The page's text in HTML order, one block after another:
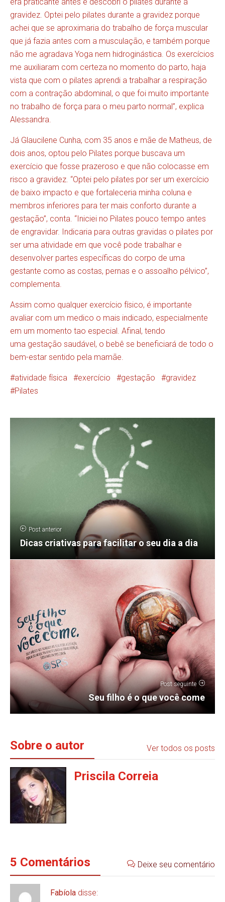
gravidez. Optei pelo pilates durante a gravidez porque
achei que se aproximaria do trabalho de força muscular
que já fazia antes com a musculação, e também porque
não me agradava Yoga nem hidroginástica. Os exercícios
me auxiliaram com certeza no momento do parto, haja
vista que com o pilates aprendi a trabalhar a respiração
com a contração abdominal, o que foi muito importante
no trabalho de força para o meu parto normal”, explica
Alessandra.
Já Glaucilene Cunha, com 35 anos e mãe de Matheus, de
dois anos, optou pelo Pilates porque buscava um
exercício que fosse prazeroso e que não colocasse em
risco a gravidez. “Optei pelo pilates por ser um exercício
de baixo impacto e que fortaleceria minha coluna e
membros inferiores para ter mais conforto durante a
gestação”, conta. “Iniciei no Pilates pouco tempo antes
de engravidar. Indicaria para outras gravidas o pilates por
ser uma atividade em que você pode trabalhar e
desenvolver partes específicas do corpo de uma
gestante como as costas, pernas e o assoalho pélvico”,
complementa.
Assim como qualquer exercício físico, é importante
avaliar com um medico o mais indicado, especialmente
em um momento tao especial. Afinal, tendo
uma gestação saudável, o bebê se beneficiará de todo o
bem-estar sentido pela mamãe.
atividade física exercício gestação
gravidez
Pilates
Post anterior
Dicas criativas para facilitar o seu dia a dia
Post seguinte
Seu filho é o que você come
Sobre o autor Ver todos os posts
Priscila Correia
5 Comentários Deixe seu comentário
Fabíola disse: